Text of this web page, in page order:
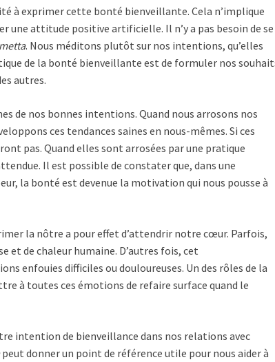
à exprimer cette bonté bienveillante. Cela n’implique
une attitude positive artificielle. Il n’y a pas besoin de se
metta. Nous méditons plutôt sur nos intentions, qu’elles
de la bonté bienveillante est de formuler nos
autres.
de nos bonnes intentions. Quand nous arrosons nos
ces tendances saines en nous-mêmes. Si ces
pas. Quand elles sont arrosées par une pratique
Il est possible de constater que, dans une
la bonté est devenue la motivation qui nous pousse à
la nôtre a pour effet d’attendrir notre cœur. Parfois,
et de chaleur humaine. D’autres fois, cet
enfouies difficiles ou douloureuses. Un des rôles de la
à toutes ces émotions de refaire surface quand le
intention de bienveillance dans nos relations avec
peut donner un point de référence utile pour nous aider à